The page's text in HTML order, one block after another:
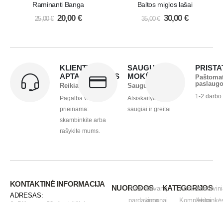
Raminanti Banga
25,00€ 20,00 €
Baltos miglos lašai
35,00€ 30,00 €
KLIENTŲ
APTARNAVIMAS
Reikia pagalbos?
Pagalba visada
prieinama:
skambinkite arba
rašykite mums.
SAUGUS
MOKĖJIMAS
Saugu ir greita
Atsiskaitykite
saugiai ir greitai
1-2
KONTAKTINĖ INFORMACIJA
ADRESAS:
NUORODOS
Pirkimo -
pardavimo
Dovanų
kuponai
KATEGORIJOS
Auskarai
Komplektai